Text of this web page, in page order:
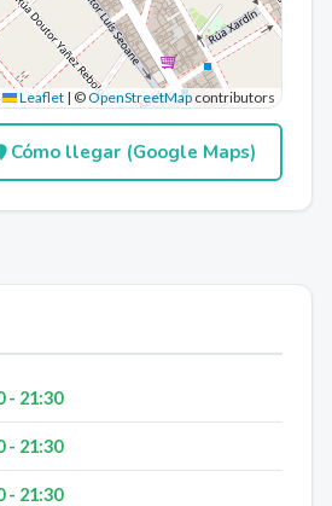
Leaflet | ©OpenStreetMap contributors
Cómo llegar (Google Maps)
- 21:30
- 21:30
- 21:30